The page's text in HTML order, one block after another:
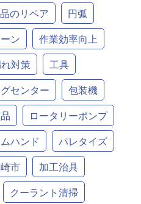
のリペア
円弧
ン
作業効率向上
対策
工具
センター
包装機
ロータリーポンプ
ハンド
パレタイズ
市
加工治具
クーラント清掃